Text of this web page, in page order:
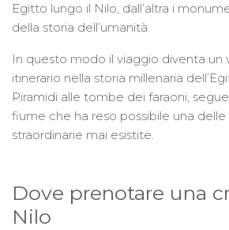
Egitto lungo il Nilo, dall’altra i
della storia dell’umanità.
In questo modo il viaggio diventa un
itinerario nella storia millenaria
Piramidi alle tombe dei faraoni,
fiume che ha reso possibile una delle
straordinarie mai esistite.
Dove prenotare una
Nilo